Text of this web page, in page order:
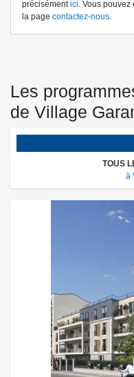
précisémentici. Vous
la page contactez-nous.
Les
de Village
TOUS
à